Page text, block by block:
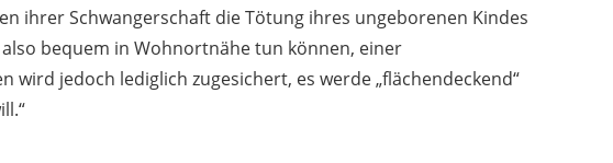
ihrer Schwangerschaft die Tötung ihres ungeborenen Kindes
bequem in Wohnortnähe tun können, einer
wird jedoch lediglich zugesichert, es werde „flächendeckend“